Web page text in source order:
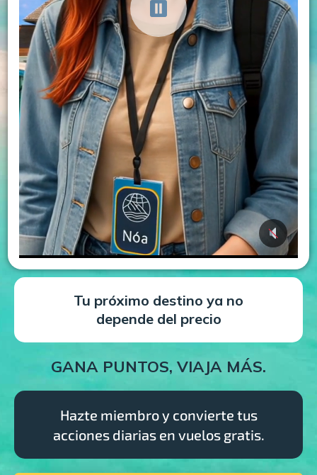
Tu próximo destino ya no
depende del precio
GANA PUNTOS, VIAJA MÁS.
Hazte miembro y convierte tus
acciones diarias en vuelos gratis.